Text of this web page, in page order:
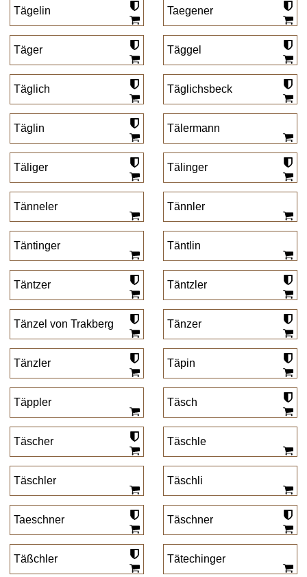
Tägelin Taegener
Täger Täggel
Täglich Täglichsbeck
Täglin Tälermann
Täliger Tälinger
Tänneler Tännler
Täntinger Täntlin
Täntzer Täntzler
Tänzel von Trakberg Tänzer
Tänzler Täpin
Täppler Täsch
Täscher Täschle
Täschler Täschli
Taeschner Täschner
Täßchler Tätechinger